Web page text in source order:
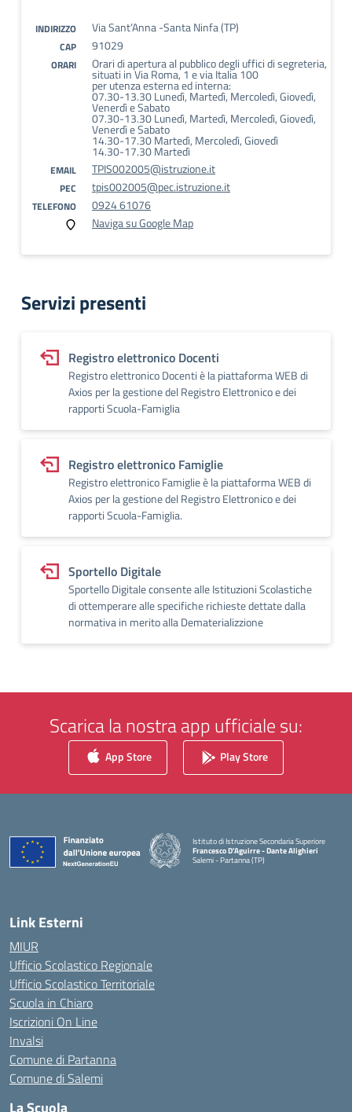
INDIRIZZO Via Sant’Anna -Santa Ninfa (TP)
CAP 91029
ORARI Orari di apertura al pubblico degli uffici di segreteria,
situati in Via Roma, 1 e via Italia 100
per utenza esterna ed interna:
07.30-13.30 Lunedì, Martedì, Mercoledì, Giovedì,
Venerdì e Sabato
07.30-13.30 Lunedì, Martedì, Mercoledì, Giovedì,
Venerdì e Sabato
14.30-17.30 Martedì, Mercoledì, Giovedì
14.30-17.30 Martedì
EMAIL TPIS002005@istruzione.it
PEC tpis002005@pec.istruzione.it
TELEFONO
0924 61076
Naviga su Google Map
Servizi presenti
Registro elettronico Docenti
Registro elettronico Docenti è la piattaforma WEB di
Axios per la gestione del Registro Elettronico e dei
rapporti Scuola-Famiglia
Registro elettronico Famiglie
Registro elettronico Famiglie è la piattaforma WEB di
Axios per la gestione del Registro Elettronico e dei
rapporti Scuola-Famiglia.
Sportello Digitale
Sportello Digitale consente alle Istituzioni Scolastiche
di ottemperare alle specifiche richieste dettate dalla
normativa in merito alla Dematerializzione
Scarica la nostra app ufficiale su:
App Store Play Store
Istituto di Istruzione Secondaria Superiore
Francesco D'Aguirre - Dante Alighieri
Salemi - Partanna (TP)
Link Esterni
MIUR
Ufficio Scolastico Regionale
Ufficio Scolastico Territoriale
Scuola in Chiaro
Iscrizioni On Line
Invalsi
Comune di Partanna
Comune di Salemi
La Scuola